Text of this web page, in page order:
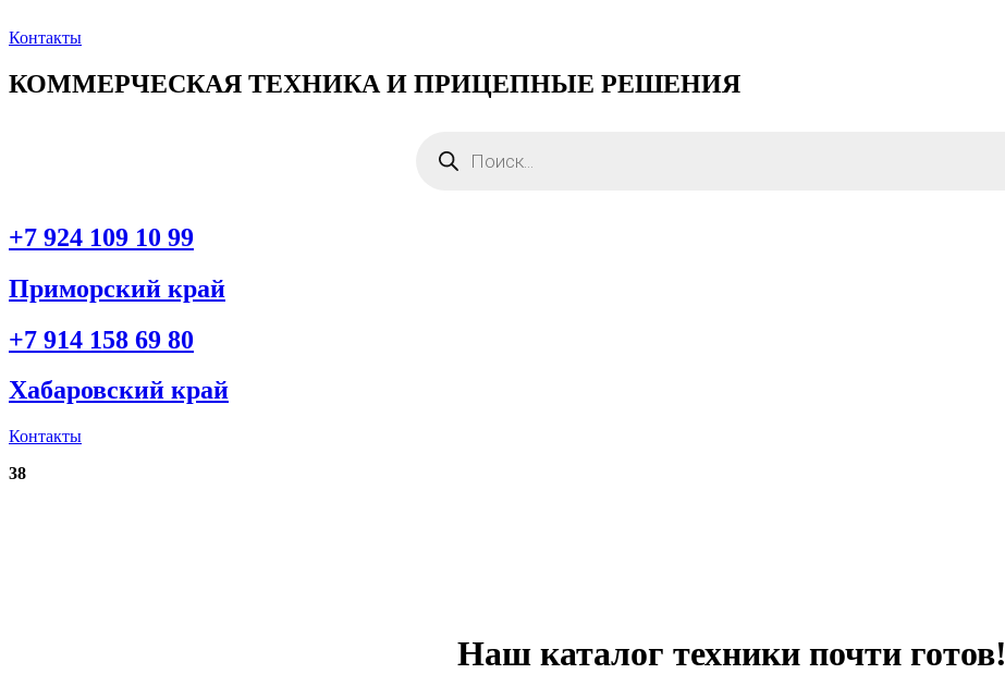
к
Контакты
КОММЕРЧЕСКАЯ ТЕХНИКА И ПРИЦЕПНЫЕ РЕШЕНИЯ
товаров
+7 924 109 10 99
Приморский край
+7 914 158 69 80
Хабаровский край
Контакты
38
Наш каталог техники почти готов!